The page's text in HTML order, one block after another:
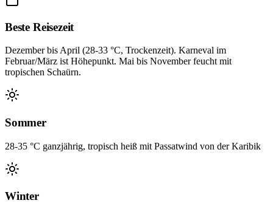
Beste Reisezeit
Dezember bis April (28-33 °C, Trockenzeit). Karneval im
Februar/März ist Höhepunkt. Mai bis November feucht mit
tropischen Schaürn.
Sommer
28-35 °C ganzjährig, tropisch heiß mit Passatwind von der Karibik
Winter